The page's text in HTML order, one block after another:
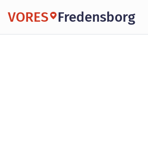
VORES Fredensborg